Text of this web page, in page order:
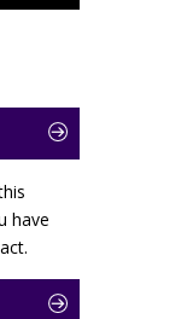
have